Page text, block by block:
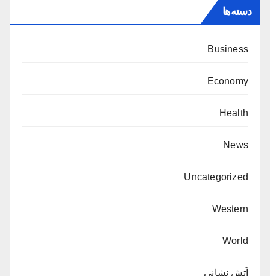
دسته‌ها
Business
Economy
Health
News
Uncategorized
Western
World
آتش نشانی